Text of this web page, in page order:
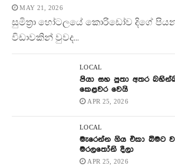
MAY 21, 2026
සුමිත්‍රා හෝටලයේ කොරිඩෝව දිගේ
විඩාවකින් වුවද...
LOCAL
පියා සහ පුතා අතර
කෙළවර වෙයි
APR 25, 2026
LOCAL
මැරෙන්න ගිය එකා බිමට
මරලතෝනි දීලා
APR 25, 2026